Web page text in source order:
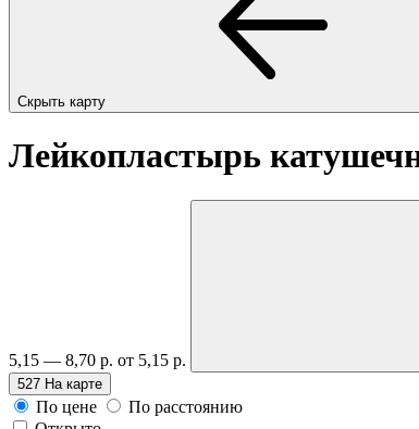
Скрыть карту
Лейкопластырь
5,15 — 8,70 р. от 5,15 р.
527 На карте
По цене
По расстоянию